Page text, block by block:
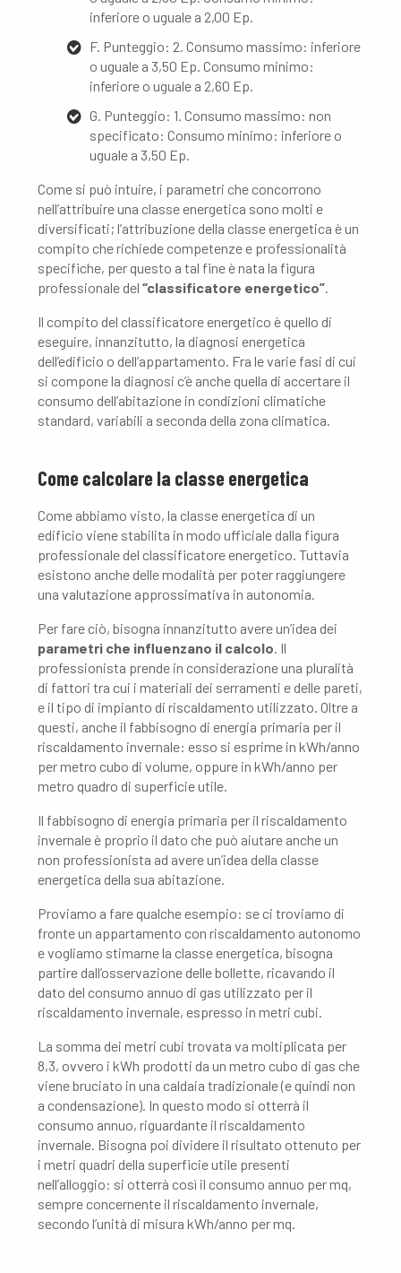
inferiore o uguale a 2,00 Ep.
F. Punteggio: 2. Consumo massimo: inferiore
o uguale a 3,50 Ep. Consumo minimo:
inferiore o uguale a 2,60 Ep.
G. Punteggio: 1. Consumo massimo: non
specificato: Consumo minimo: inferiore o
uguale a 3,50 Ep.
Come si può intuire, i parametri che concorrono
nell’attribuire una classe energetica sono molti e
diversificati; l’attribuzione della classe energetica è un
compito che richiede competenze e professionalità
specifiche, per questo a tal fine è nata la figura
professionale del “classificatore energetico”.
Il compito del classificatore energetico è quello di
eseguire, innanzitutto, la diagnosi energetica
dell’edificio o dell’appartamento. Fra le varie fasi di cui
si compone la diagnosi c’è anche quella di accertare il
consumo dell’abitazione in condizioni climatiche
standard, variabili a seconda della zona climatica.
Come calcolare la classe energetica
Come abbiamo visto, la classe energetica di un
edificio viene stabilita in modo ufficiale dalla figura
professionale del classificatore energetico. Tuttavia
esistono anche delle modalità per poter raggiungere
una valutazione approssimativa in autonomia.
Per fare ciò, bisogna innanzitutto avere un’idea dei
parametri che influenzano il calcolo. Il
professionista prende in considerazione una pluralità
di fattori tra cui i materiali dei serramenti e delle pareti,
e il tipo di impianto di riscaldamento utilizzato. Oltre a
questi, anche il fabbisogno di energia primaria per il
riscaldamento invernale: esso si esprime in kWh/anno
per metro cubo di volume, oppure in kWh/anno per
metro quadro di superficie utile.
Il fabbisogno di energia primaria per il riscaldamento
invernale è proprio il dato che può aiutare anche un
non professionista ad avere un’idea della classe
energetica della sua abitazione.
Proviamo a fare qualche esempio: se ci troviamo di
fronte un appartamento con riscaldamento autonomo
e vogliamo stimarne la classe energetica, bisogna
partire dall’osservazione delle bollette, ricavando il
dato del consumo annuo di gas utilizzato per il
riscaldamento invernale, espresso in metri cubi.
La somma dei metri cubi trovata va moltiplicata per
8,3, ovvero i kWh prodotti da un metro cubo di gas che
viene bruciato in una caldaia tradizionale (e quindi non
a condensazione). In questo modo si otterrà il
consumo annuo, riguardante il riscaldamento
invernale. Bisogna poi dividere il risultato ottenuto per
i metri quadri della superficie utile presenti
nell’alloggio: si otterrà così il consumo annuo per mq,
sempre concernente il riscaldamento invernale,
secondo l’unità di misura kWh/anno per mq.